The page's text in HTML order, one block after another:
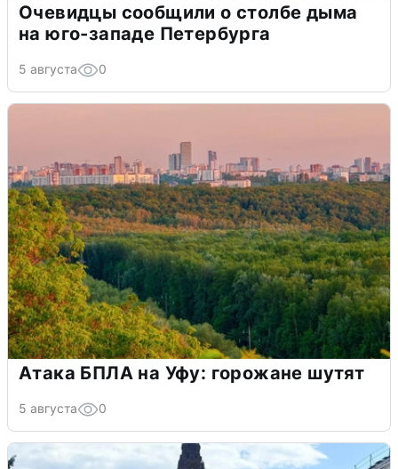
Очевидцы сообщили о столбе дыма
на юго-западе Петербурга
5 августа 0
Атака БПЛА на Уфу: горожане шутят
5 августа 0